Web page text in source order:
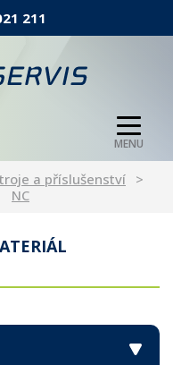
211
MENU
a příslušenství
NC